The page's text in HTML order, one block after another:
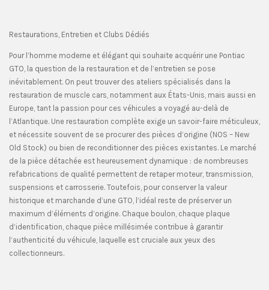
Restaurations, Entretien et Clubs Dédiés
Pour l’homme moderne et élégant qui souhaite acquérir une Pontiac
GTO, la question de la restauration et de l’entretien se pose
inévitablement. On peut trouver des ateliers spécialisés dans la
restauration de muscle cars, notamment aux États-Unis, mais aussi en
Europe, tant la passion pour ces véhicules a voyagé au-delà de
l’Atlantique. Une restauration complète exige un savoir-faire méticuleux,
et nécessite souvent de se procurer des pièces d’origine (NOS – New
Old Stock) ou bien de reconditionner des pièces existantes. Le marché
de la pièce détachée est heureusement dynamique : de nombreuses
refabrications de qualité permettent de retaper moteur, transmission,
suspensions et carrosserie. Toutefois, pour conserver la valeur
historique et marchande d’une GTO, l’idéal reste de préserver un
maximum d’éléments d’origine. Chaque boulon, chaque plaque
d’identification, chaque pièce millésimée contribue à garantir
l’authenticité du véhicule, laquelle est cruciale aux yeux des
collectionneurs.